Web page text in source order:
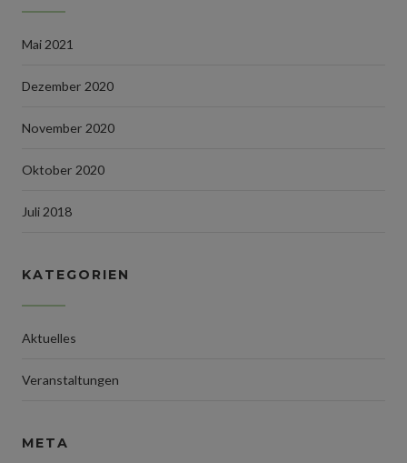
Mai 2021
Dezember 2020
November 2020
Oktober 2020
Juli 2018
KATEGORIEN
Aktuelles
Veranstaltungen
META